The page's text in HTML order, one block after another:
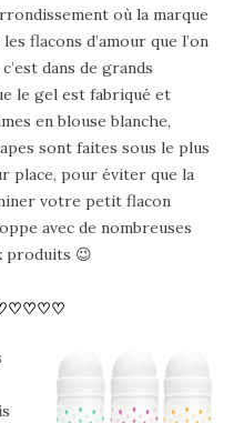
où la marque
flacons d’amour que l’on
dans de grands
le gel est fabriqué et
en blouse blanche,
sont faites sous le plus
place, pour éviter que la
votre petit flacon
avec de nombreuses
produits 😉